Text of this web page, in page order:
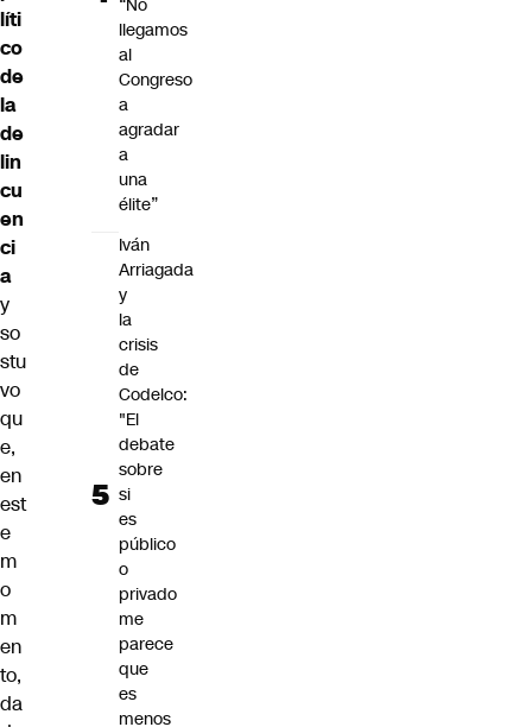
líti
co
de
la
de
lin
cu
en
ci
a
y
so
stu
vo
qu
e,
en
est
e
m
o
m
en
to,
da
“No
llegamos
al
Congreso
a
agradar
a
una
élite”
Iván
Arriagada
y
la
crisis
de
Codelco:
"El
debate
sobre
si
es
público
o
privado
me
parece
que
es
menos